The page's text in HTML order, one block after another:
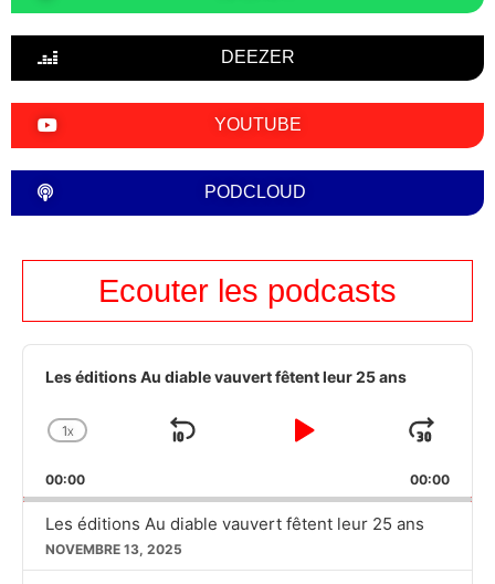
DEEZER
YOUTUBE
PODCLOUD
Ecouter les podcasts
Audio
Player
Les éditions Au diable vauvert fêtent leur 25 ans
CHANGE
RATE
1X
SKIP
PLAY
00:00 00:00
Les éditions Au diable vauvert fêtent leur 25 ans
NOVEMBRE 13, 2025